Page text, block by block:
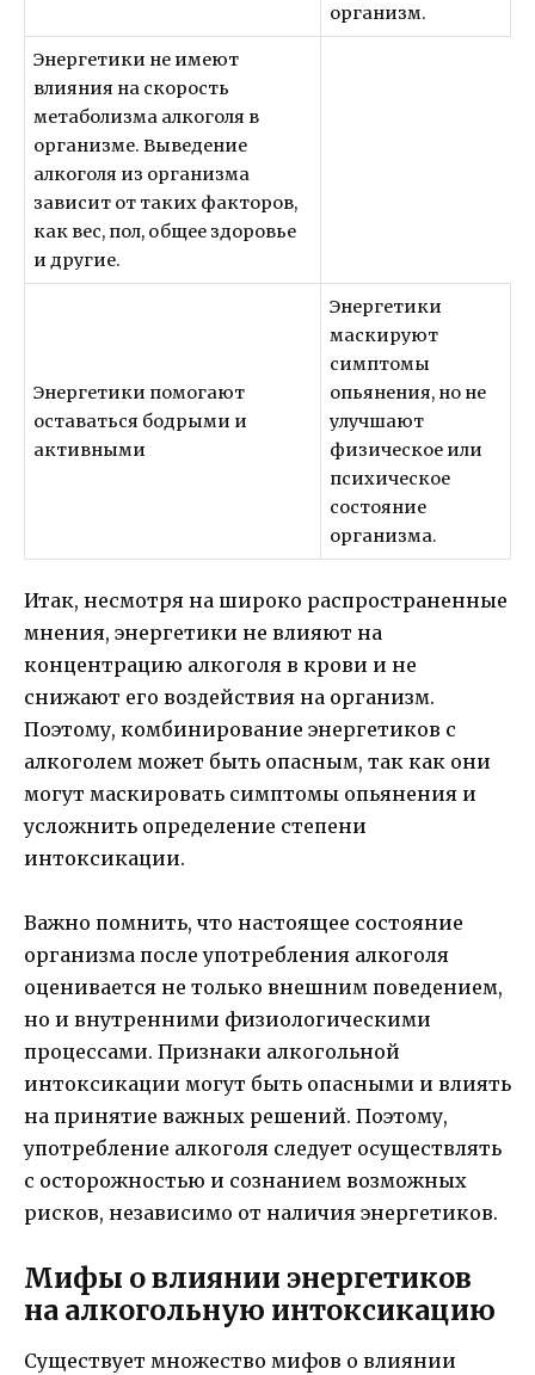
организм.
Энергетики не имеют
влияния на скорость
метаболизма алкоголя в
организме. Выведение
алкоголя из организма
зависит от таких факторов,
как вес, пол, общее здоровье
и другие.
Энергетики помогают
оставаться бодрыми и
активными
Энергетики
маскируют
симптомы
опьянения, но не
улучшают
физическое или
психическое
состояние
организма.
Итак, несмотря на широко распространенные
мнения, энергетики не влияют на
концентрацию алкоголя в крови и не
снижают его воздействия на организм.
Поэтому, комбинирование энергетиков с
алкоголем может быть опасным, так как они
могут маскировать симптомы опьянения и
усложнить определение степени
интоксикации.
Важно помнить, что настоящее состояние
организма после употребления алкоголя
оценивается не только внешним поведением,
но и внутренними физиологическими
процессами. Признаки алкогольной
интоксикации могут быть опасными и влиять
на принятие важных решений. Поэтому,
употребление алкоголя следует осуществлять
с осторожностью и сознанием возможных
рисков, независимо от наличия энергетиков.
Мифы о влиянии энергетиков
на алкогольную интоксикацию
Существует множество мифов о влиянии